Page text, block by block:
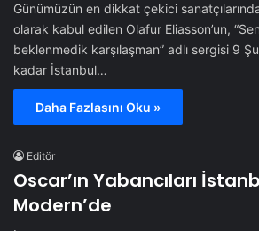
Günümüzün en dikkat çekici
olarak kabul edilen Olafur Eliasson’un,
beklenmedik karşılaşman” adlı sergisi 9
kadar İstanbul…
Daha Fazlasını Oku »
Editör
Oscar’ın Yabancıları
Modern’de